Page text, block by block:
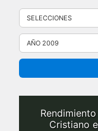
Saltar
contenido
Cristiano